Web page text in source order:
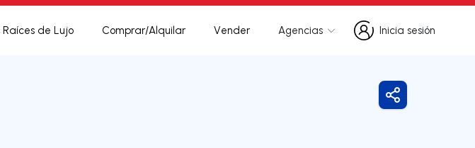
Raíces de Lujo Comprar/Alquilar Vender Agencias
Inicia sesión
Inicia sesión
Compartir